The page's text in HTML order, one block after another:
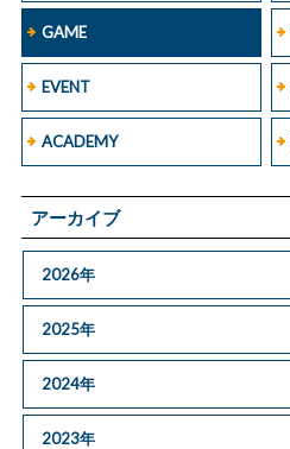
GAME
EVENT
ACADEMY
アーカイブ
2026年
2025年
2024年
2023年